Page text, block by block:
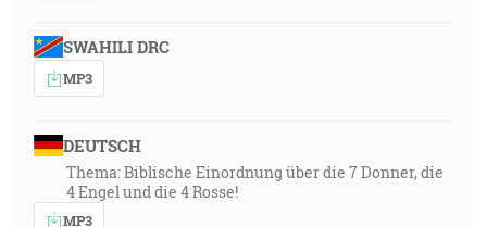
SWAHILI DRC
MP3
DEUTSCH
Thema: Biblische Einordnung über die 7 Donner, die
4 Engel und die 4 Rosse!
MP3